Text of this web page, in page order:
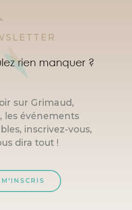
rien manquer ?
sur Grimaud,
les événements
inscrivez-vous,
dira tout !